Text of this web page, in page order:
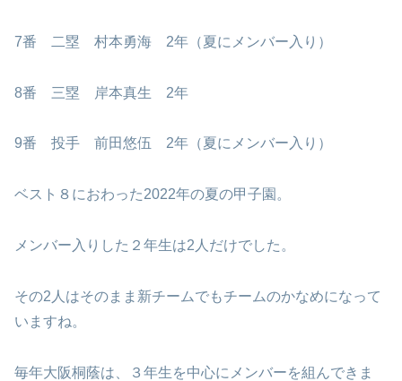
7番 二塁 村本勇海 2年（夏にメンバー入り）
8番 三塁 岸本真生 2年
9番 投手 前田悠伍 2年（夏にメンバー入り）
ベスト８におわった2022年の夏の甲子園。
メンバー入りした２年生は2人だけでした。
その2人はそのまま新チームでもチームのかなめになって
いますね。
毎年大阪桐蔭は、３年生を中心にメンバーを組んできま